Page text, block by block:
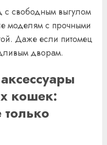
с свободным выгулом
моделям с прочными
Даже если питомец
дворам.
кошек: